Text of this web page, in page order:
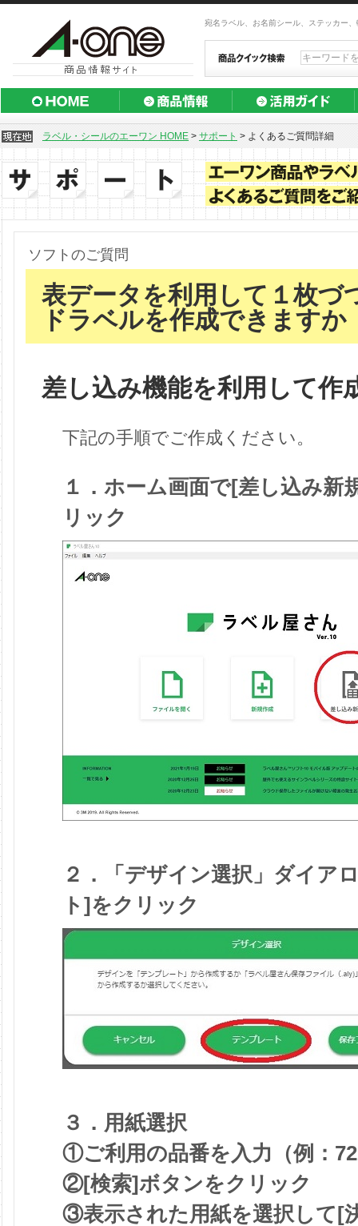
宛名ラベル、お名前シール、ステッカー
ラベル・シールのエーワン HOME>サポート>よくあるご質問詳細
ソフトのご質問
表データを利用して１枚づ
ドラベルを作成できますか
差し込み機能を利用して作
下記の手順でご作成ください。
１．ホーム画面で[差し込み新
リック
２．「デザイン選択」ダイア
ト]をクリック
３．用紙選択
①ご利用の品番を入力（例：
②[検索]ボタンをクリック
③表示された用紙を選択して[